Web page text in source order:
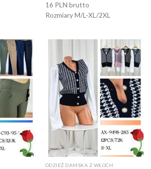
16 PLN brutto
Rozmiary M/L-XL/2XL
ODZIEŻ DAMSKA Z WŁOCH